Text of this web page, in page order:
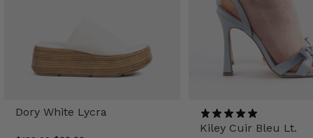
Dory White Lycra
Kiley Cuir Bleu Lt.